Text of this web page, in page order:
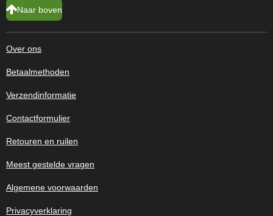
Naar boven
Over ons
Betaalmethoden
Verzendinformatie
Contactformulier
Retouren en ruilen
Meest gestelde vragen
Algemene voorwaarden
Privacyverklaring